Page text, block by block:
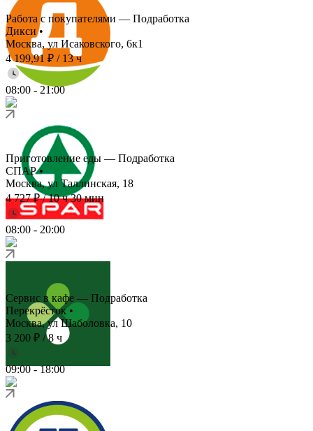
Работа с покупателями — Подработка
Дикси•
Москва, ул Исаковского, 6к1
4 199,91 ₽ / 13 ч
08:00 - 21:00
Приготовление еды — Подработка
СПАР•
Москва, ул Таллинская, 18
4 727 ₽/10 ч 30 мин
08:00 - 20:00
Сервис в кафе — Подработка
Перекрёсток•
Москва, ул Шаболовка, 10
3 200 ₽ /8 ч
09:00-18:00